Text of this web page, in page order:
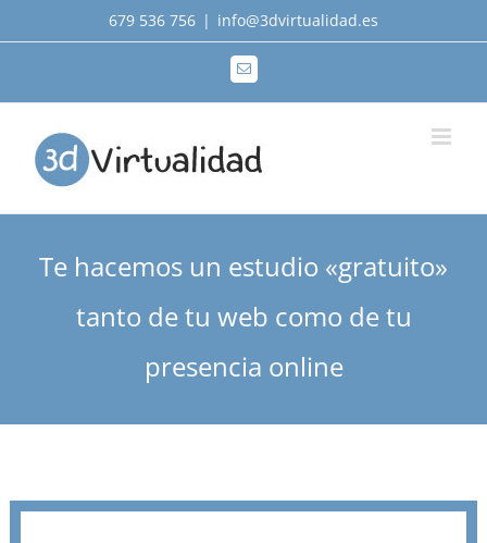
al
679 536 756 | info@3dvirtualidad.es
Correo
Te hacemos un estudio «gratuito»
tanto de tu web como de tu
presencia online